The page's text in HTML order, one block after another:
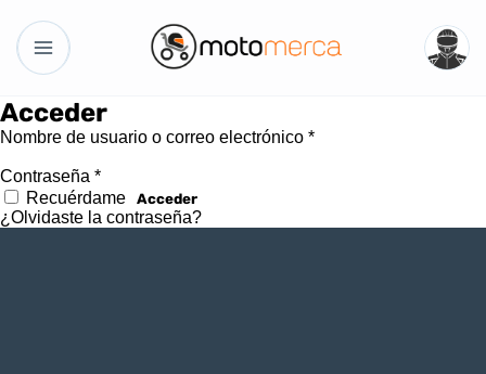
Acceder
Nombre de usuario o correo electrónico *
Contraseña *
Recuérdame
Acceder
¿Olvidaste la contraseña?